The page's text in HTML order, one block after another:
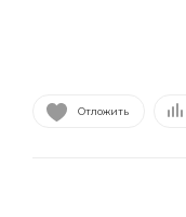
Отложить